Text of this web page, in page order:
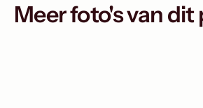
Meer foto's van